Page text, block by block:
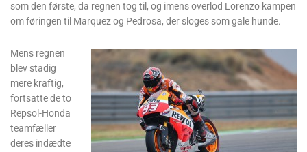
som den første, da regnen tog til, og imens overlod Lorenzo kampen
om føringen til Marquez og Pedrosa, der sloges som gale hunde.
Mens regnen
blev stadig
mere kraftig,
fortsatte de to
Repsol-Honda
teamfæller
deres indædte